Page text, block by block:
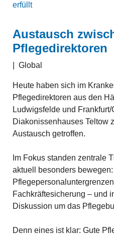
erfüllt
Austausch
Pflegedirektoren
Global
Heute haben sich im
Pflegedirektoren aus den
Ludwigsfelde und Frankfurt/
Diakonissenhauses Teltow
Austausch getroffen.
Im Fokus standen zentrale
aktuell besonders bewegen:
Fachkräftesicherung – und
Diskussion um das
Denn eines ist klar: Gute